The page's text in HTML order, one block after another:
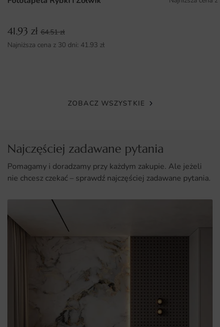
41.93 zł 64.51zł
Najniższa cena z 30 dni: 41.93 zł
ZOBACZ WSZYSTKIE
Najczęściej zadawane pytania
Pomagamy i doradzamy przy każdym zakupie. Ale jeżeli
nie chcesz czekać – sprawdź najczęściej zadawane pytania.